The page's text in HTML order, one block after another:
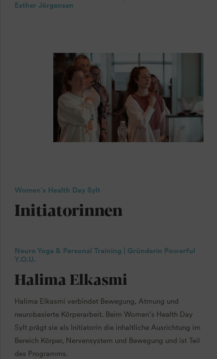
Esther Jörgensen
Women’s Health Day Sylt
Initiatorinnen
Neuro Yoga & Personal Training | Gründerin Powerful
Y.O.U.
Halima Elkasmi
Halima Elkasmi verbindet Bewegung, Atmung und
neurobasierte Körperarbeit. Beim Women’s Health Day
Sylt prägt sie als Initiatorin die inhaltliche Ausrichtung im
Bereich Körper, Nervensystem und Bewegung und ist Teil
des Programms.